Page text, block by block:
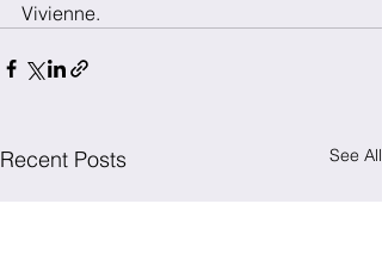
Vivienne.
Recent Posts See All